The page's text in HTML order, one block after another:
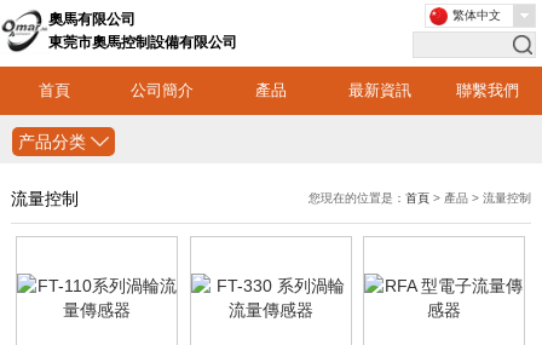
奧馬有限公司
東莞市奧馬控制設備有限公司
首頁 公司簡介 產品 最新資訊 聯繫我們
繁体中文
产品分类
流量控制 您現在的位置是：首頁 > 產品 > 流量控制